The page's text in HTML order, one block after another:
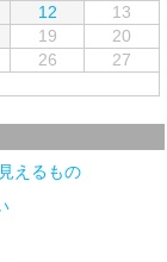
12
13
19
20
26
27
えるもの